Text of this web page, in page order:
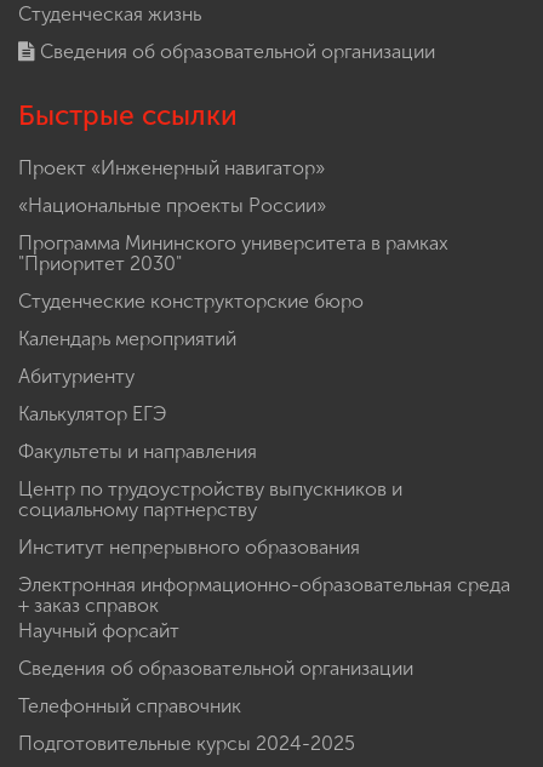
Студенческая жизнь
Сведения об образовательной организации
Быстрые ссылки
Проект «Инженерный навигатор»
«Национальные проекты России»
Программа Мининского университета в рамках
"Приоритет 2030"
Студенческие конструкторские бюро
Календарь мероприятий
Абитуриенту
Калькулятор ЕГЭ
Факультеты и направления
Центр по трудоустройству выпускников и
социальному партнерству
Институт непрерывного образования
Электронная информационно-образовательная среда
+ заказ справок
Научный форсайт
Сведения об образовательной организации
Телефонный справочник
Подготовительные курсы 2024-2025